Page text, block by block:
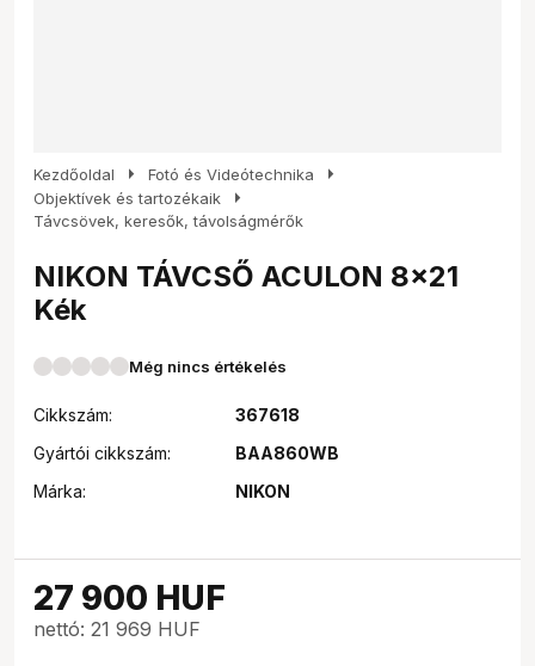
Kezdőoldal arrow_right Fotó és Videótechnika arrow_right
Objektívek és tartozékaik arrow_right
Távcsövek, keresők, távolságmérők
NIKON TÁVCSŐ ACULON 8x21
Kék
Még nincs értékelés
Cikkszám:
367618
Gyártói cikkszám:
BAA860WB
Márka:
NIKON
27 900 HUF
nettó: 21 969 HUF